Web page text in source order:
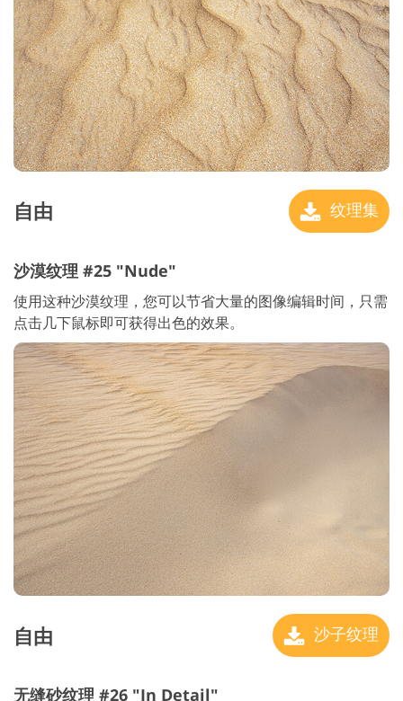
自由 纹理集
沙漠纹理 #25 "Nude"
使用这种沙漠纹理，您可以节省大量的图像编辑时间，只需
点击几下鼠标即可获得出色的效果。
自由 沙子纹理
无缝砂纹理 #26 "In Detail"